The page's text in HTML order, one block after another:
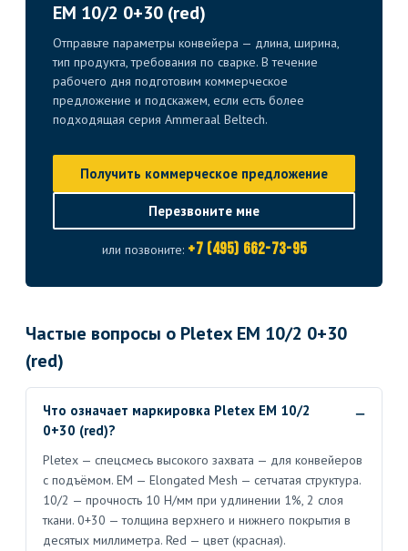
EM 10/2 0+30 (red)
Отправьте параметры конвейера — длина, ширина,
тип продукта, требования по сварке. В течение
рабочего дня подготовим коммерческое
предложение и подскажем, если есть более
подходящая серия Ammeraal Beltech.
Получить коммерческое предложение
Перезвоните мне
или позвоните: +7 (495) 662-73-95
Частые вопросы о Pletex EM 10/2 0+30
(red)
Что означает маркировка Pletex EM 10/2
0+30 (red)?
Pletex — спецсмесь высокого захвата — для конвейеров
с подъёмом. EM — Elongated Mesh — сетчатая структура.
10/2 — прочность 10 Н/мм при удлинении 1%, 2 слоя
ткани. 0+30 — толщина верхнего и нижнего покрытия в
десятых миллиметра. Red — цвет (красная).